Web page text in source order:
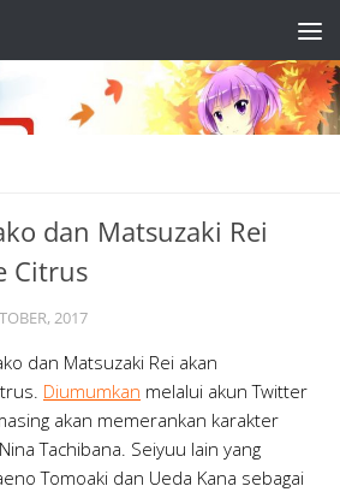
dan Matsuzaki Rei
Citrus
2017
dan Matsuzaki Rei akan
Diumumkan melalui akun Twitter
akan memerankan karakter
Tachibana. Seiyuu lain yang
Tomoaki dan Ueda Kana sebagai